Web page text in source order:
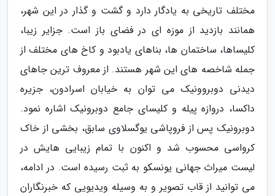
مختلف تاریخی به یادگار دارد و گشت و گذار در این شهر،
همانند بازدید از موزه ای در فضای باز است. جزایر زیبا،
کلیساها، ساختمان ها، بناهای یادبود و کاخ های مختلف از
جمله شاخصه های این شهر هستند. از معروف ترین جاهای
دیدنی دوبروونیک می توان به خیابان اسرادون، جزیره
داکسا، دروازه پیله و کلیسای جامع دوبرونیک اشاره نمود.
دوبرونیک پس از فروپاشی یوگسلاوی سابق، بخشی از خاک
کرواسی محسوب شد و اکنون با تمام زیبایی هایش در
لیست میراث جهانی یونسکو به ثبت رسیده است. در ادامه،
می توانید از قاب تصویر و به وسیله ویدیویی که خبرنگاران